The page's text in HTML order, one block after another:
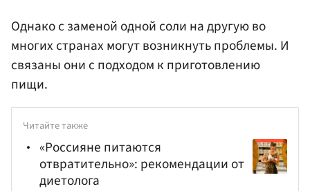
Однако с заменой одной соли на другую во
многих странах могут возникнуть проблемы. И
связаны они с подходом к приготовлению
пищи.
Читайте также
«Россияне питаются
отвратительно»: рекомендации от
диетолога